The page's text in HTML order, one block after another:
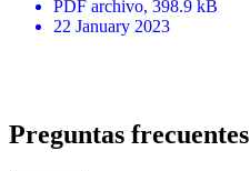
PDF archivo, 398.9 kB
22 January 2023
Preguntas frecuentes